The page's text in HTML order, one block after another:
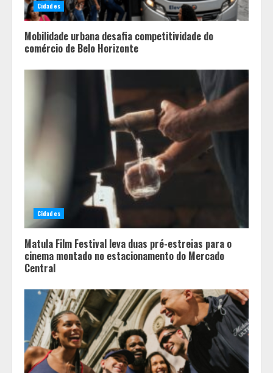
Cidades
Mobilidade urbana desafia competitividade do
comércio de Belo Horizonte
Cidades
Matula Film Festival leva duas pré-estreias para o
cinema montado no estacionamento do Mercado
Central
Aliança entre Kalil e PSDB redefine
cenário eleitoral e embaralha